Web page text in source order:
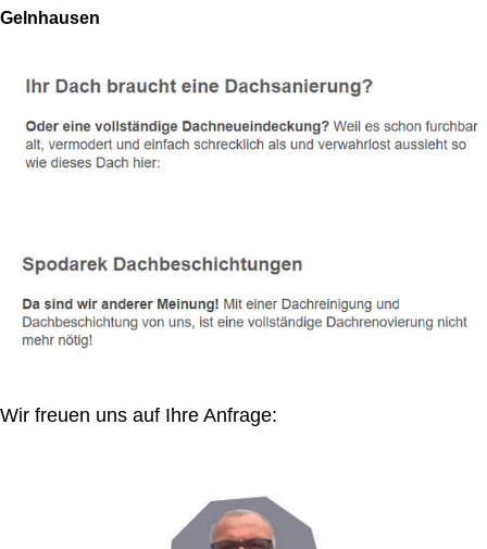
Gelnhausen
Wir freuen uns auf Ihre Anfrage: